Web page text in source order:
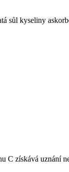
sůl kyseliny
C získává uznání